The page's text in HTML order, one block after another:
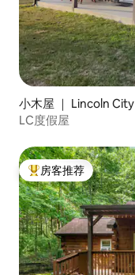
小木屋 ｜ Lincoln City
LC度假屋
热门「房客推荐」
房客推荐